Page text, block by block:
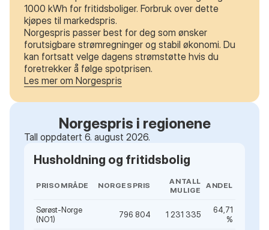
1000 kWh for fritidsboliger. Forbruk over dette
kjøpes til markedspris.
Norgespris passer best for deg som ønsker
forutsigbare strømregninger og stabil økonomi. Du
kan fortsatt velge dagens strømstøtte hvis du
foretrekker å følge spotprisen.
Les mer om Norgespris
Norgespris i regionene
Tall oppdatert 6. august 2026.
Husholdning og fritidsbolig
PRISOMRÅDE NORGESPRIS
ANTALL
MULIGE
ANDEL
Sørøst-Norge
(NO1)
796 804 1 231 335
64,71
%